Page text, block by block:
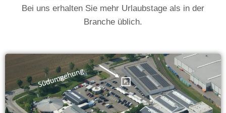
Bei uns erhalten Sie mehr Urlaubstage als in der
Branche üblich.